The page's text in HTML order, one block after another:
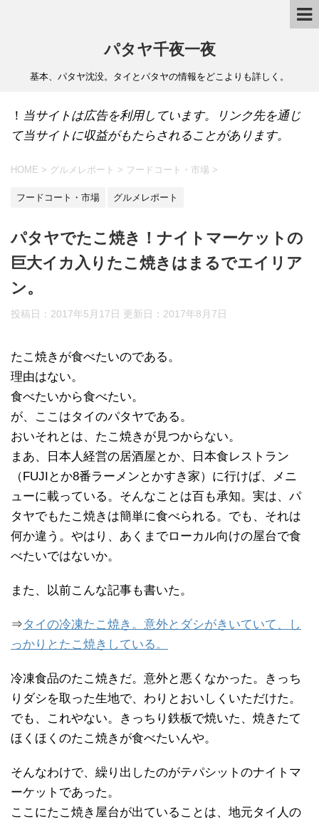
パタヤ千夜一夜
基本、パタヤ沈没。タイとパタヤの情報をどこよりも詳しく。
！ 当サイトは広告を利用しています。リンク先を通じ
て当サイトに収益がもたらされることがあります。
HOME > グルメレポート > フードコート・市場 >
フードコート・市場 グルメレポート
パタヤでたこ焼き！ナイトマーケットの
巨大イカ入りたこ焼きはまるでエイリア
ン。
投稿日：2017年5月17日 更新日： 2017年8月7日
たこ焼きが食べたいのである。
理由はない。
食べたいから食べたい。
が、ここはタイのパタヤである。
おいそれとは、たこ焼きが見つからない。
まあ、日本人経営の居酒屋とか、日本食レストラン
（FUJIとか8番ラーメンとかすき家）に行けば、メニ
ューに載っている。そんなことは百も承知。実は、パ
タヤでもたこ焼きは簡単に食べられる。でも、それは
何か違う。やはり、あくまでローカル向けの屋台で食
べたいではないか。
また、以前こんな記事も書いた。
⇒タイの冷凍たこ焼き。意外とダシがきいていて、し
っかりとたこ焼きしている。
冷凍食品のたこ焼きだ。意外と悪くなかった。きっち
りダシを取った生地で、わりとおいしくいただけた。
でも、これやない。きっちり鉄板で焼いた、焼きたて
ほくほくのたこ焼きが食べたいんや。
そんなわけで、繰り出したのがテパシットのナイトマ
ーケットであった。
ここにたこ焼き屋台が出ていることは、地元タイ人の